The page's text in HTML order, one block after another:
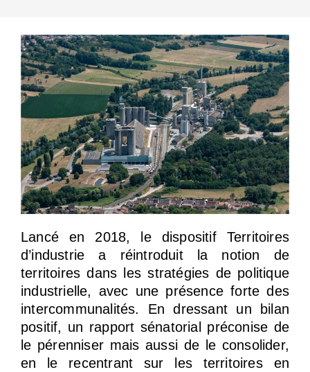
Lancé en 2018, le dispositif Territoires
d’industrie a réintroduit la notion de
territoires dans les stratégies de politique
industrielle, avec une présence forte des
intercommunalités. En dressant un bilan
positif, un rapport sénatorial préconise de
le pérenniser mais aussi de le consolider,
en le recentrant sur les territoires en